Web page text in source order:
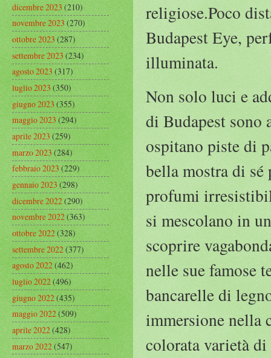
religiose.Poco
Budapest Eye,
illuminata.
Non solo luci e
di Budapest sono
ospitano piste di
bella mostra di
profumi
si mescolano in
scoprire
nelle sue famose
bancarelle di
immersione nella
colorata varietà
dicembre 2023(210)
novembre 2023(270)
ottobre 2023(287)
settembre 2023(234)
agosto 2023(317)
luglio 2023(350)
giugno 2023(355)
maggio 2023(294)
aprile 2023(259)
marzo 2023(284)
febbraio 2023(229)
gennaio 2023(298)
dicembre 2022(290)
novembre 2022(363)
ottobre 2022(328)
settembre 2022(377)
agosto 2022(462)
luglio 2022(496)
giugno 2022(435)
maggio 2022(509)
aprile 2022(428)
marzo 2022(547)